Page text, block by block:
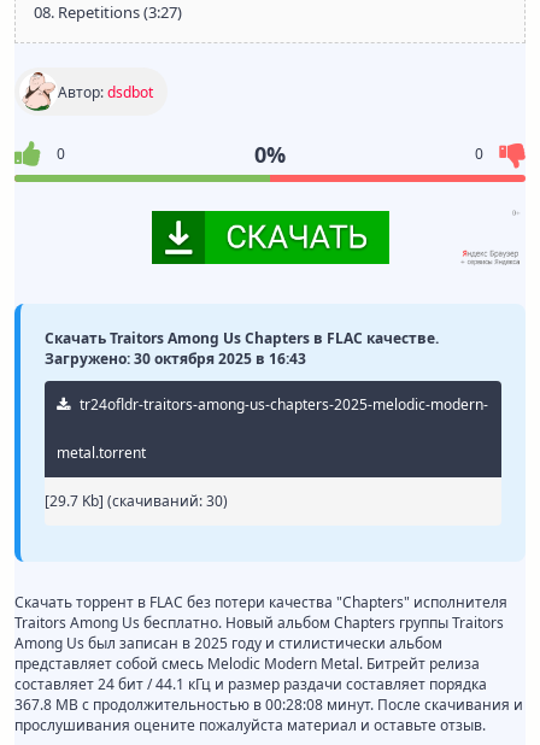
08. Repetitions (3:27)
Автор:dsdbot
0 0% 0
Скачать Traitors Among Us Chapters в FLAC качестве.
Загружено: 30 октября 2025 в 16:43
tr24ofldr-traitors-among-us-chapters-2025-melodic-modern-
metal.torrent
[29.7 Kb] (cкачиваний: 30)
Скачать торрент в FLAC без потери качества "Chapters" исполнителя
Traitors Among Us бесплатно. Новый альбом Chapters группы Traitors
Among Us был записан в 2025 году и стилистически альбом
представляет собой смесь Melodic Modern Metal. Битрейт релиза
составляет 24 бит / 44.1 кГц и размер раздачи составляет порядка
367.8 MB с продолжительностью в 00:28:08 минут. После скачивания и
прослушивания оцените пожалуйста материал и оставьте отзыв.